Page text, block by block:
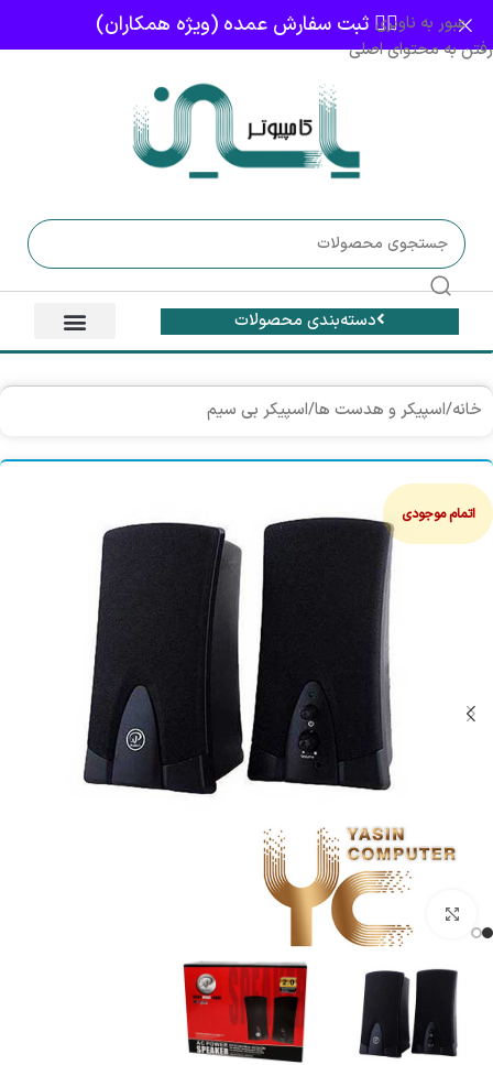
عبور به ناوبری
رفتن به محتوای اصلی
👈🏻 ثبت سفارش عمده (ویژه همکاران)
دسته‌بندی محصولات
خانه/اسپیکر و هدست ها/اسپیکر بی سیم
اتمام موجودی
بزرگنمایی تصویر